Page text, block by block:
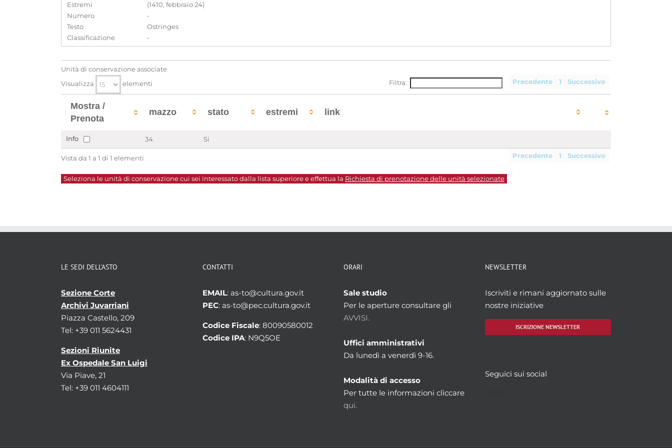
Estremi
(1410, febbraio 24)
Numero
-
Testo
Ostringes
Classificazione
-
Unità di conservazione associate
Precedente
1 Successivo
Visualizza elementi Filtra:
Mostra /
Prenota
mazzo stato estremi link
Info 34. Si
Vista da 1 a 1 di 1 elementi Precedente 1 Successivo
Seleziona le unità di conservazione cui sei interessato dalla lista superiore e effettua la Richiesta di prenotazione delle unità selezionate
LE SEDI DELL’ASTO
Sezione Corte
Archivi Juvarriani
Piazza Castello, 209
Tel: +39 011 5624431
Sezioni Riunite
Ex Ospedale San Luigi
Via Piave, 21
Tel: +39 011 4604111
CONTATTI
EMAIL: as-to@cultura.gov.it
PEC: as-to@pec.cultura.gov.it
Codice Fiscale: 80090580012
Codice IPA: N9Q5OE
ORARI
Sale studio
Per le aperture consultare gli
AVVISI.
Uffici amministrativi
Da lunedì a venerdì 9-16.
Modalità di accesso
Per tutte le informazioni cliccare
qui.
NEWSLETTER
Iscriviti e rimani aggiornato sulle
nostre iniziative
ISCRIZIONE NEWSLETTER
Seguici sui social